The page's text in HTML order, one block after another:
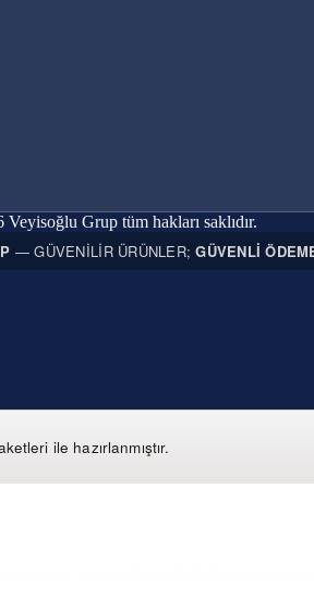
Grup tüm hakları saklıdır.
— GÜVENILIR ÜRÜNLER;GÜVENLI
ile hazırlanmıştır.